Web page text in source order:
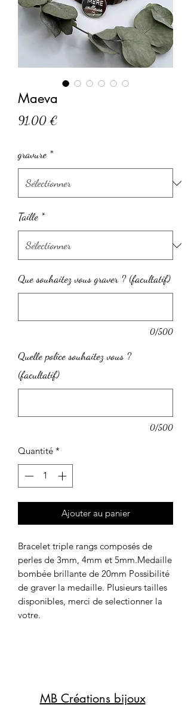
Maeva
91,00 €
gravure *
Taille *
Que souhaitez vous graver ? (facultatif)
0/500
Quelle police souhaitez vous ?
(facultatif)
0/500
Quantité *
Ajouter au panier
Bracelet triple rangs composés de
perles de 3mm, 4mm et 5mm.Medaille
bombée brillante de 20mm Possibilité
de graver la medaille. Plusieurs tailles
disponibles, merci de selectionner la
votre.
MB Créations bijoux